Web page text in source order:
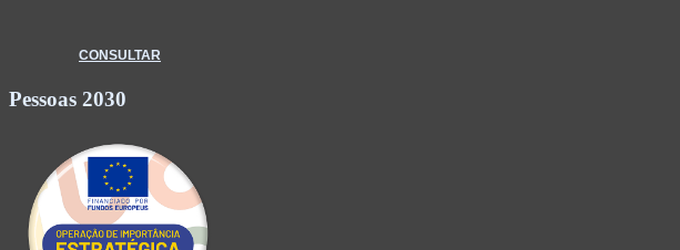
CONSULTAR
Pessoas 2030